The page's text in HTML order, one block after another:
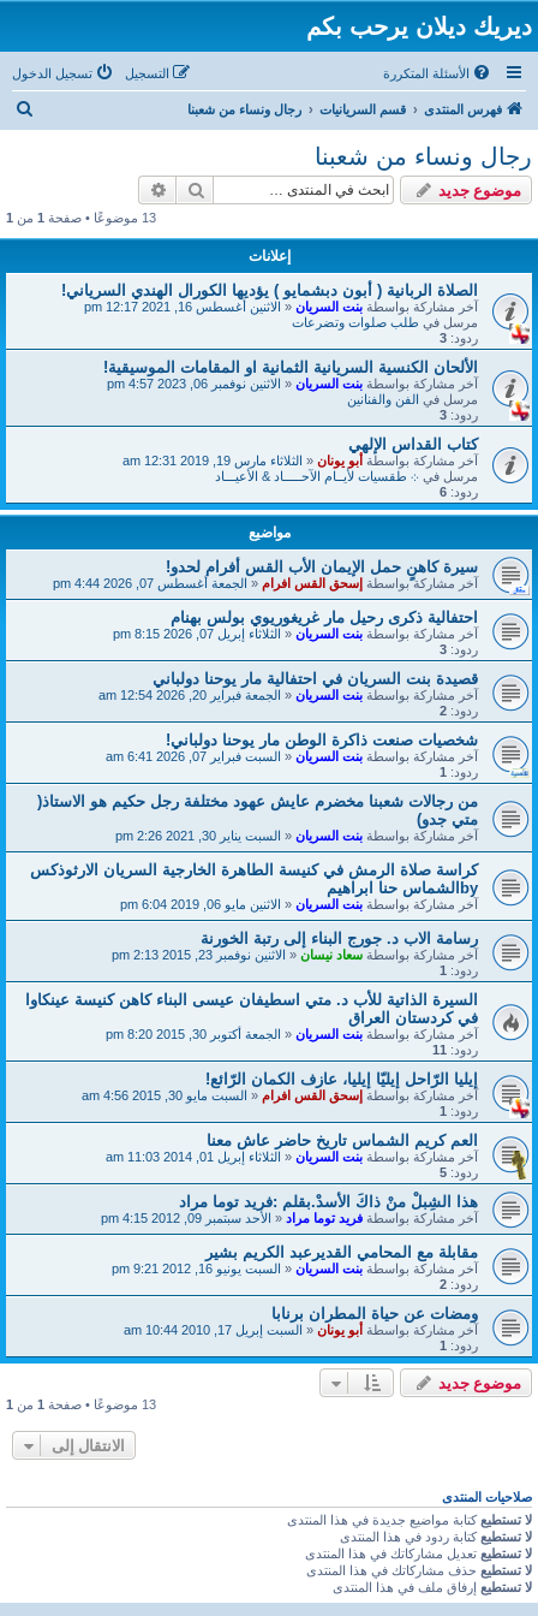
ديريك ديلان يرحب بكم
الأسئلة المتكررة تسجيل الدخول التسجيل
فهرس المنتدى قسم السريانيات رجال ونساء من شعبنا
رجال ونساء من شعبنا
موضوع جديد بحث
13 موضوعًا • صفحة 1 من 1
إعلانات
الصلاة الربانية ( أبون دبشمايو ) يؤديها الكورال الهندي السرياني!
آخر مشاركة بواسطة بنت السريان « الاثنين أغسطس 16, 2021 12:17 pm
مرسل في طلب صلوات وتضرعات
ردود: 3
الألحان الكنسية السريانية الثمانية او المقامات الموسيقية!
آخر مشاركة بواسطة بنت السريان « الاثنين نوفمبر 06, 2023 4:57 pm
مرسل في الفن والفنانين
ردود: 3
كتاب القداس الإلهي
آخر مشاركة بواسطة أبو يونان « الثلاثاء مارس 19, 2019 12:31 am
مرسل في ܀ طقسيات لأيــام الآحـــــاد & الأعيـــاد
ردود: 6
مواضيع
سيرة كاهنٍ حمل الإيمان الأب القس أفرام لحدو!
آخر مشاركة بواسطة إسحق القس افرام « الجمعة أغسطس 07, 2026 4:44 pm
احتفالية ذكرى رحيل مار غريغوريوي بولس بهنام
آخر مشاركة بواسطة بنت السريان « الثلاثاء إبريل 07, 2026 8:15 pm
ردود: 3
قصيدة بنت السريان في احتفالية مار يوحنا دولباني
آخر مشاركة بواسطة بنت السريان « الجمعة فبراير 20, 2026 12:54 am
ردود: 2
شخصيات صنعت ذاكرة الوطن مار يوحنا دولباني!
آخر مشاركة بواسطة بنت السريان « السبت فبراير 07, 2026 6:41 am
ردود: 1
من رجالات شعبنا مخضرم عايش عهود مختلفة رجل حكيم هو الاستاذ(
متي جدو)
آخر مشاركة بواسطة بنت السريان « السبت يناير 30, 2021 2:26 pm
كراسة صلاة الرمش في كنيسة الطاهرة الخارجية السريان الارثوذكس
byالشماس حنا ابراهيم
آخر مشاركة بواسطة بنت السريان « الاثنين مايو 06, 2019 6:04 pm
رسامة الاب د. جورج البناء إلى رتبة الخورنة
آخر مشاركة بواسطة سعاد نيسان « الاثنين نوفمبر 23, 2015 2:13 pm
ردود: 1
السيرة الذاتية للأب د. متي اسطيفان عيسى البناء كاهن كنيسة عينكاوا
في كردستان العراق
آخر مشاركة بواسطة بنت السريان « الجمعة أكتوبر 30, 2015 8:20 pm
ردود: 11
إيليا الرّاحل إيليّا إيليا، عازف الكمان الرّائع!
آخر مشاركة بواسطة إسحق القس افرام « السبت مايو 30, 2015 4:56 am
ردود: 1
العم كريم الشماس تاريخ حاضر عاش معنا
آخر مشاركة بواسطة بنت السريان « الثلاثاء إبريل 01, 2014 11:03 am
ردود: 5
هذا الشِبلْ منْ ذاكَ الأسدْ.بقلم :فريد توما مراد
آخر مشاركة بواسطة فريد توما مراد « الأحد سبتمبر 09, 2012 4:15 pm
مقابلة مع المحامي القديرعبد الكريم بشير
آخر مشاركة بواسطة بنت السريان « السبت يونيو 16, 2012 9:21 pm
ردود: 2
ومضات عن حياة المطران برنابا
آخر مشاركة بواسطة أبو يونان « السبت إبريل 17, 2010 10:44 am
ردود: 1
موضوع جديد
13 موضوعًا • صفحة 1 من 1
الانتقال إلى
صلاحيات المنتدى
لا تستطيع كتابة مواضيع جديدة في هذا المنتدى
لا تستطيع كتابة ردود في هذا المنتدى
لا تستطيع تعديل مشاركاتك في هذا المنتدى
لا تستطيع حذف مشاركاتك في هذا المنتدى
لا تستطيع إرفاق ملف في هذا المنتدى